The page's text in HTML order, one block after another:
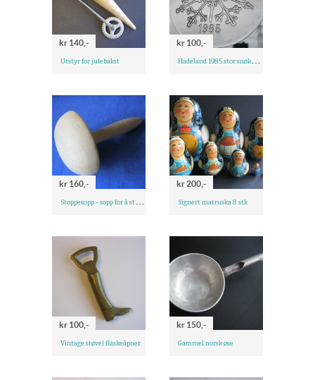
kr 140,-
Utstyr for julebakst
kr 100,-
kr 160,- kr 200,-
Signert matruska 8 stk
kr 100,-
Vintage støvel flaskeåpner
kr 150,-
Gammel norsk øse